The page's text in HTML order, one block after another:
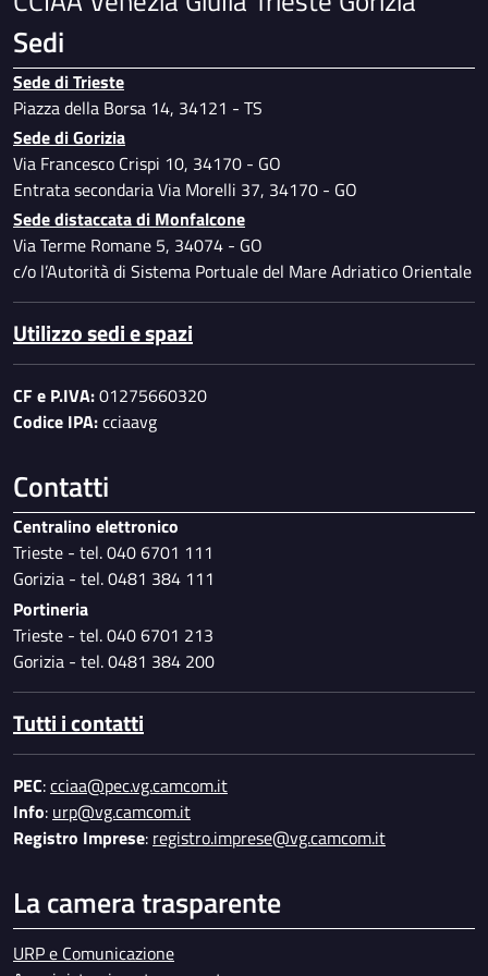
Piano per l'utilizzo del telelavoro
Specimen firme autorizzate
Dati ulteriori
Sedi
Sede di Trieste
Piazza della Borsa 14, 34121 - TS
Sede di Gorizia
Via Francesco Crispi 10, 34170 - GO
Entrata secondaria Via Morelli 37, 34170 - GO
Sede distaccata di Monfalcone
Via Terme Romane 5, 34074 - GO
c/o l’Autorità di Sistema Portuale del Mare Adriatico Orientale
Utilizzo sedi e spazi
CF e P.IVA:01275660320
Codice IPA:cciaavg
Contatti
Centralino elettronico
Trieste - tel. 040 6701 111
Gorizia - tel. 0481 384 111
Portineria
Trieste - tel. 040 6701 213
Gorizia - tel. 0481 384 200
Tutti i contatti
PEC:cciaa@pec.vg.camcom.it
Info: urp@vg.camcom.it
Registro Imprese: registro.imprese@vg.camcom.it
La camera trasparente
URP e Comunicazione